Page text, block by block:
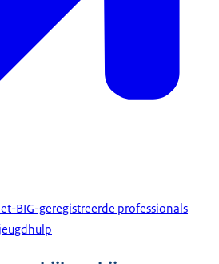
BIG-geregistreerde professionals